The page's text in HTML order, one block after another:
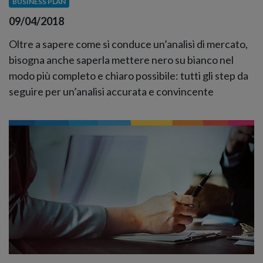
09/04/2018
Oltre a sapere come si conduce un’analisi di mercato,
bisogna anche saperla mettere nero su bianco nel
modo più completo e chiaro possibile: tutti gli step da
seguire per un’analisi accurata e convincente